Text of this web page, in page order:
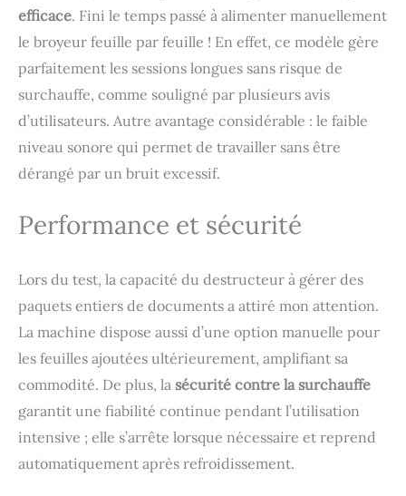
d'alimentation manuelle
cas d'alimentation
automatique. C'est un
destructeur de
documents papier
professionnel pour votre
maison ou votre bureau.
fonction de protection
broyeur à papier protège
l'appareil contre les
surchauffe. Il dispose
également d'un dispositif
de sécurité qui provoque
l'arrêt du destructeur
papier de lui-même
lorsque le bac coulissant
est retiré. En cas de
bourrage papier, le
destructeur de papier
s'arrêtera tout seul et
vous pourrez facilement
efficace. Fini le temps passé à alimenter manuellement
le broyeur feuille par feuille ! En effet, ce modèle gère
parfaitement les sessions longues sans risque de
surchauffe, comme souligné par plusieurs avis
d’utilisateurs. Autre avantage considérable : le faible
niveau sonore qui permet de travailler sans être
dérangé par un bruit excessif.
Performance et sécurité
Lors du test, la capacité du destructeur à gérer des
paquets entiers de documents a attiré mon attention.
La machine dispose aussi d’une option manuelle pour
les feuilles ajoutées ultérieurement, amplifiant sa
commodité. De plus, la sécurité contre la surchauffe
garantit une fiabilité continue pendant l’utilisation
intensive ; elle s’arrête lorsque nécessaire et reprend
automatiquement après refroidissement.